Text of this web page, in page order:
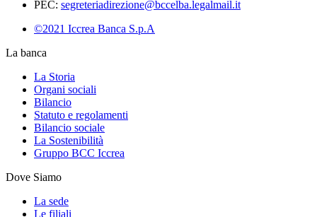
PEC: segreteriadirezione@bccelba.legalmail.it
©2021 Iccrea Banca S.p.A
La banca
La Storia
Organi sociali
Bilancio
Statuto e regolamenti
Bilancio sociale
La Sostenibilità
Gruppo BCC Iccrea
Dove Siamo
La sede
Le filiali